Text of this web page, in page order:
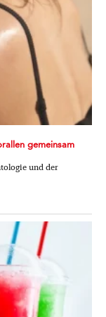
gemeinsam
und der